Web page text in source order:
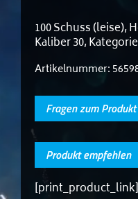
100 Schuss (leise),
Kaliber 30,
Artikelnummer:
Fragen zum Produkt
Produkt empfehlen
[print_product_link]